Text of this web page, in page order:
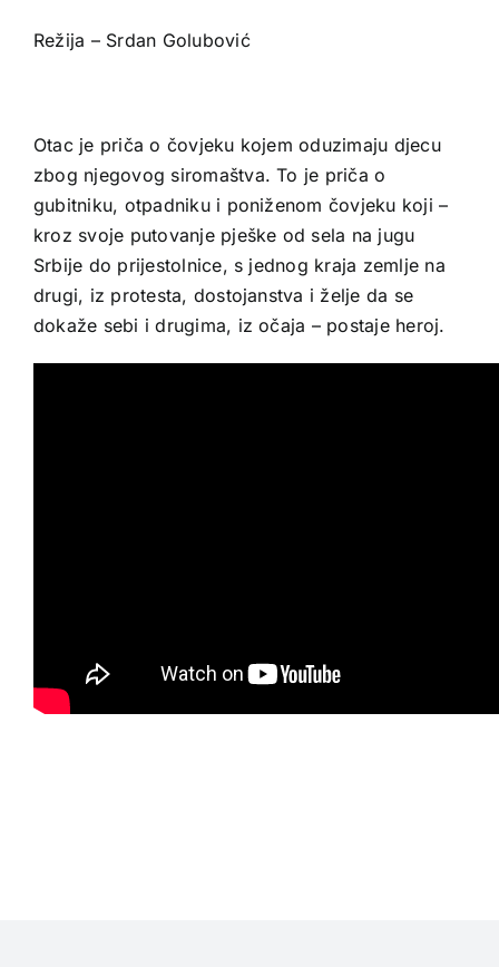
Režija – Srdan Golubović
Otac je priča o čovjeku kojem oduzimaju djecu
zbog njegovog siromaštva. To je priča o
gubitniku, otpadniku i poniženom čovjeku koji –
kroz svoje putovanje pješke od sela na jugu
Srbije do prijestolnice, s jednog kraja zemlje na
drugi, iz protesta, dostojanstva i želje da se
dokaže sebi i drugima, iz očaja – postaje heroj.